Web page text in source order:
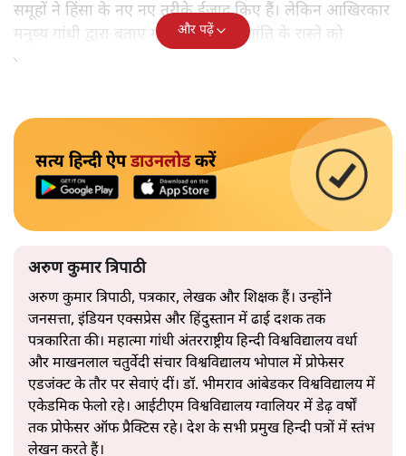
समूहों ने हिंसा के नए नए तरीके ईजाद किए हैं। लेकिन आखिरकार
मनुष्य गांधी द्वारा बताए गए अहिंसा और शांति के रास्ते को
अपनाएगा।
और पढ़ें
सत्य हिन्दी ऐपडाउनलोडकरें
अरुण कुमार त्रिपाठी
अरुण कुमार त्रिपाठी, पत्रकार, लेखक और शिक्षक हैं। उन्होंने
जनसत्ता, इंडियन एक्सप्रेस और हिंदुस्तान में ढाई दशक तक
पत्रकारिता की। महात्मा गांधी अंतरराष्ट्रीय हिन्दी विश्वविद्यालय वर्धा
और माखनलाल चतुर्वेदी संचार विश्वविद्यालय भोपाल में प्रोफेसर
एडजंक्ट के तौर पर सेवाएं दीं। डॉ. भीमराव आंबेडकर विश्वविद्यालय में
एकेडमिक फेलो रहे। आईटीएम विश्वविद्यालय ग्वालियर में डेढ़ वर्षों
तक प्रोफेसर ऑफ प्रैक्टिस रहे। देश के सभी प्रमुख हिन्दी पत्रों में स्तंभ
लेखन करते हैं।